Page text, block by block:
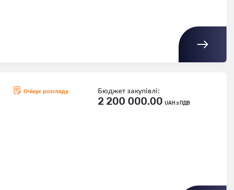
Очікує розгляду Бюджет закупівлі:
2 200 000.00 UAH з ПДВ